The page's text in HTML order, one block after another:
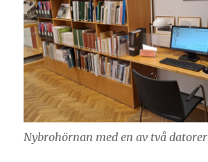
Nybrohörnan med en av två datorer